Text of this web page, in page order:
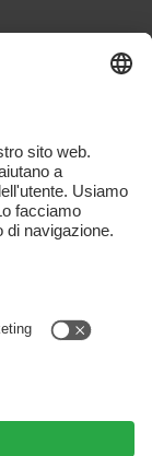
ispirante e
garantire
Si consiglia di